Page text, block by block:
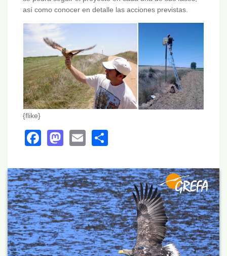
así como conocer en detalle las acciones previstas.
{flike}
Facebook
Mastodon
Email